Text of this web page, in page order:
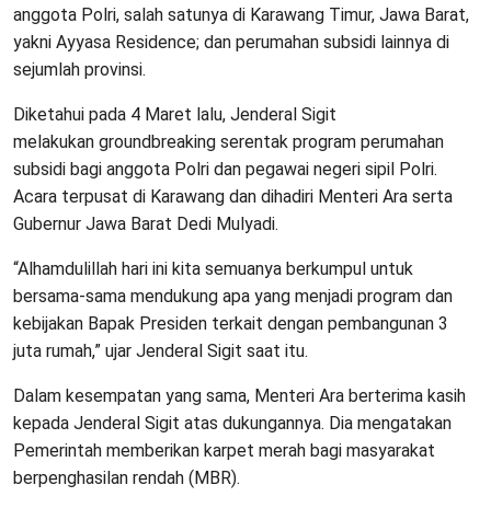
anggota Polri, salah satunya di Karawang Timur, Jawa Barat,
yakni Ayyasa Residence; dan perumahan subsidi lainnya di
sejumlah provinsi.
Diketahui pada 4 Maret lalu, Jenderal Sigit
melakukan groundbreaking serentak program perumahan
subsidi bagi anggota Polri dan pegawai negeri sipil Polri.
Acara terpusat di Karawang dan dihadiri Menteri Ara serta
Gubernur Jawa Barat Dedi Mulyadi.
“Alhamdulillah hari ini kita semuanya berkumpul untuk
bersama-sama mendukung apa yang menjadi program dan
kebijakan Bapak Presiden terkait dengan pembangunan 3
juta rumah,” ujar Jenderal Sigit saat itu.
Dalam kesempatan yang sama, Menteri Ara berterima kasih
kepada Jenderal Sigit atas dukungannya. Dia mengatakan
Pemerintah memberikan karpet merah bagi masyarakat
berpenghasilan rendah (MBR).